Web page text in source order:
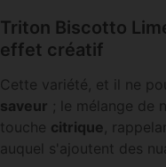
Triton Biscotto
effet créatif
Cette variété, et il ne
saveur ; le mélange de
touche citrique ,
auquel s'ajoutent des